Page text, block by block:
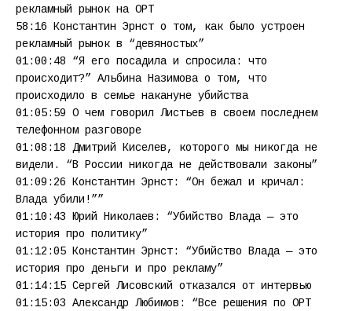
рекламный рынок на ОРТ
58:16 Константин Эрнст о том, как было устроен
рекламный рынок в “девяностых”
01:00:48 “Я его посадила и спросила: что
происходит?” Альбина Назимова о том, что
происходило в семье накануне убийства
01:05:59 О чем говорил Листьев в своем последнем
телефонном разговоре
01:08:18 Дмитрий Киселев, которого мы никогда не
видели. “В России никогда не действовали законы”
01:09:26 Константин Эрнст: “Он бежал и кричал:
Влада убили!””
01:10:43 Юрий Николаев: “Убийство Влада — это
история про политику”
01:12:05 Константин Эрнст: “Убийство Влада — это
история про деньги и про рекламу”
01:14:15 Сергей Лисовский отказался от интервью
01:15:03 Александр Любимов: “Все решения по ОРТ